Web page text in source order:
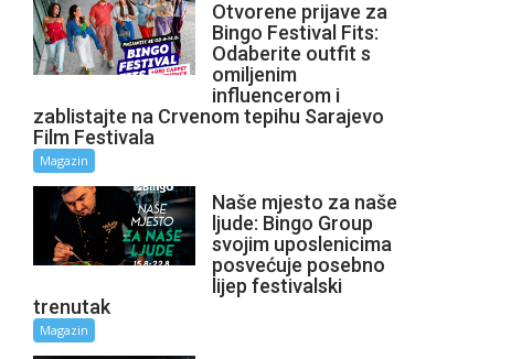
Otvorene prijave za
Bingo Festival Fits:
Odaberite outfit s
omiljenim
influencerom i
zablistajte na Crvenom tepihu Sarajevo
Film Festivala
Magazin
Naše mjesto za naše
ljude: Bingo Group
svojim uposlenicima
posvećuje posebno
lijep festivalski
trenutak
Magazin